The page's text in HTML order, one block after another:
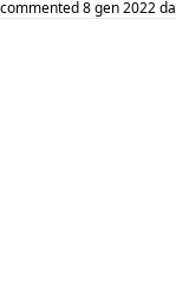
commented8 gen 2022da